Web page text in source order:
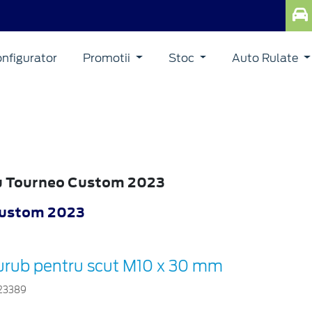
Promotii Stoc Auto Rulate
Custom 2023
2023
pentru scut M10 x 30 mm